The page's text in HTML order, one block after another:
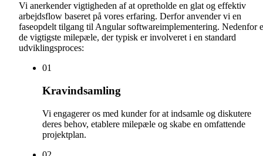
Vi anerkender vigtigheden af at opretholde en glat og effektiv
arbejdsflow baseret på vores erfaring. Derfor anvender vi en
faseopdelt tilgang til Angular softwareimplementering. Nedenfor
de vigtigste milepæle, der typisk er involveret i en standard
udviklingsproces:
01
Kravindsamling
Vi engagerer os med kunder for at indsamle og diskutere
deres behov, etablere milepæle og skabe en omfattende
projektplan.